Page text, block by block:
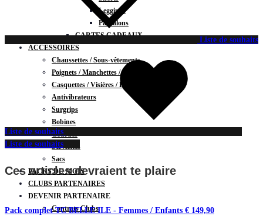
Leggings
Pantalons
CARTES CADEAUX
ACCESSOIRES
Chaussettes / Sous-vêtements
Poignets / Manchettes / Gants
Casquettes / Visières / Bandeaux
Antivibrateurs
Surgrips
Bobines
Gourdes
Serviettes
Sacs
PACKS DU MOIS
CLUBS PARTENAIRES
DEVENIR PARTENAIRE
Contrats Clubs
Liste de souhaits
Liste de souhaits
Liste de souhaits
Ces articles devraient te plaire
Pack complet TC BELLE ILE - Femmes / Enfants € 149,90